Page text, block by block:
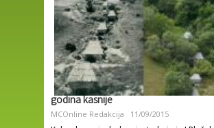
godina kasnije
MCOnline Redakcija 11/09/2015